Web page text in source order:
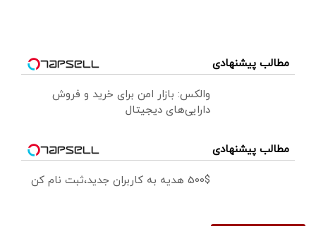
مطالب پیشنهادی
والکس: بازار امن برای خرید و فروش
دارایی‌های دیجیتال
مطالب پیشنهادی
500$ هدیه به کاربران جدید،ثبت نام کن